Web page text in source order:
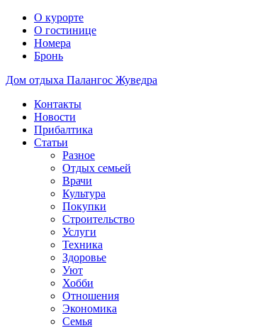
О курорте
О гостинице
Номера
Бронь
Дом отдыха Палангос Жуведра
Контакты
Новости
Прибалтика
Статьи
Разное
Отдых семьей
Врачи
Культура
Покупки
Строительство
Услуги
Техника
Здоровье
Уют
Хобби
Отношения
Экономика
Семья